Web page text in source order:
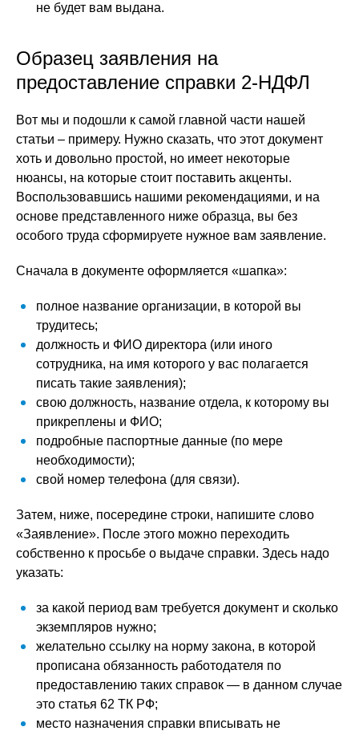
не будет вам выдана.
Образец заявления на
предоставление справки 2-НДФЛ
Вот мы и подошли к самой главной части нашей
статьи – примеру. Нужно сказать, что этот документ
хоть и довольно простой, но имеет некоторые
нюансы, на которые стоит поставить акценты.
Воспользовавшись нашими рекомендациями, и на
основе представленного ниже образца, вы без
особого труда сформируете нужное вам заявление.
Сначала в документе оформляется «шапка»:
полное название организации, в которой вы
трудитесь;
должность и ФИО директора (или иного
сотрудника, на имя которого у вас полагается
писать такие заявления);
свою должность, название отдела, к которому вы
прикреплены и ФИО;
подробные паспортные данные (по мере
необходимости);
свой номер телефона (для связи).
Затем, ниже, посередине строки, напишите слово
«Заявление». После этого можно переходить
собственно к просьбе о выдаче справки. Здесь надо
указать:
за какой период вам требуется документ и сколько
экземпляров нужно;
желательно ссылку на норму закона, в которой
прописана обязанность работодателя по
предоставлению таких справок — в данном случае
это статья 62 ТК РФ;
место назначения справки вписывать не